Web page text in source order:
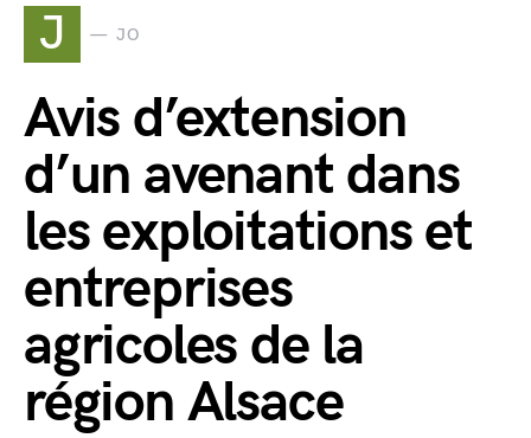
J JO
Avis d’extension
d’un avenant dans
les exploitations et
entreprises
agricoles de la
région Alsace